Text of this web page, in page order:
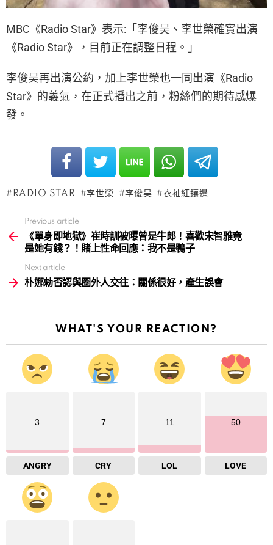
MBC《Radio Star》表示:「李俊昊、李世榮確實出演
《Radio Star》，目前正在調整日程。」
李俊昊再出演公約，加上李世榮也一同出演《Radio
Star》的義氣，在正式播出之前，粉絲們的期待感爆
發。
RADIO STAR 李世榮 李俊昊 衣袖紅鑲邊
more
Previous article
《單身即地獄》崔時訓被曝曾是牛郎！喜歡宋智雅竟
是她有錢？！賭上性命回應：我不是鴨子
Next article
朴娜勑否認與圈外人交往：關係很好，產生誤會
WHAT'S YOUR REACTION?
3
ANGRY
7
CRY
11
LOL
50
LOVE